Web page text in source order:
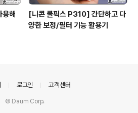
해
[니콘 쿨픽스 P310] 간단하고 다
양한 보정/필터 기능 활용기
로그인 고객센터
© Daum Corp.